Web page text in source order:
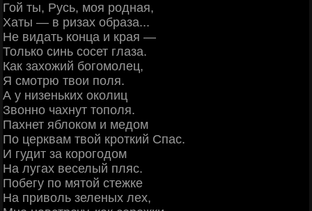
Гой ты, Русь, моя родная,
Хаты — в ризах образа...
Не видать конца и края —
Только синь сосет глаза.
Как захожий богомолец,
Я смотрю твои поля.
А у низеньких околиц
Звонно чахнут тополя.
Пахнет яблоком и медом
По церквам твой кроткий Спас.
И гудит за корогодом
На лугах веселый пляс.
Побегу по мятой стежке
На приволь зеленых лех,